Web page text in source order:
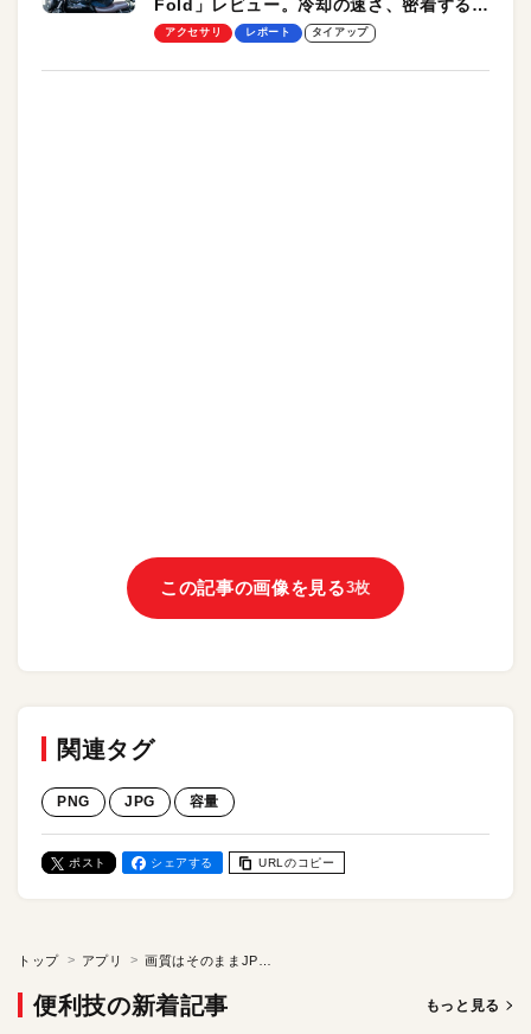
Fold」レビュー。冷却の速さ、密着する冷
却プレート、シンプルな操作性がグッド！
アクセサリ レポート タイアップ
この記事の画像を見る3枚
関連タグ
PNG JPG 容量
ポスト シェアする URLのコピー
トップ アプリ
便利技の新着記事 もっと見る